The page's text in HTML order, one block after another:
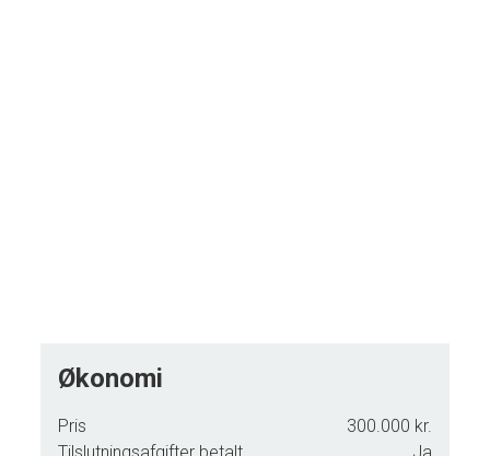
Økonomi
Pris
300.000 kr.